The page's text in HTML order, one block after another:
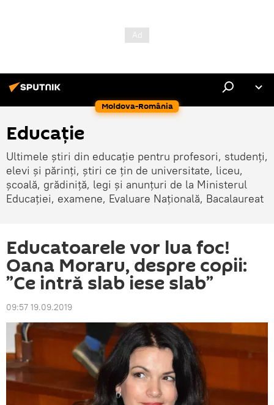
Moldova-România
Educație
Ultimele știri din educație pentru profesori, studenți,
elevi și părinți, știri ce țin de universitate, liceu,
școală, grădiniță, legi și anunțuri de la Ministerul
Educației, examene, Evaluare Națională, Bacalaureat
Educatoarele vor lua foc!
Oana Moraru, despre copii:
”Ce intră slab iese slab”
09:57 19.09.2019